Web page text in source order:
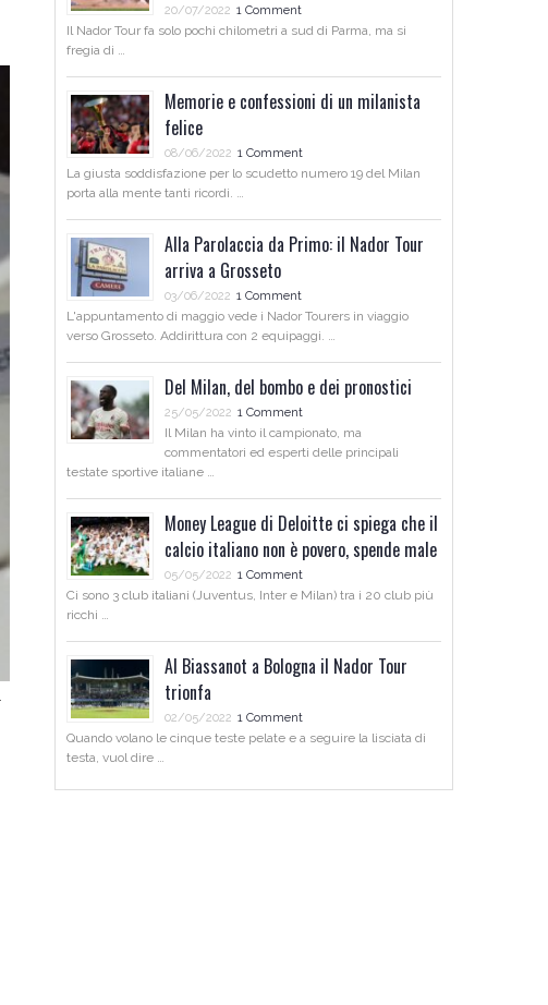
20/07/2022 1 Comment
Il Nador Tour fa solo pochi chilometri a sud di Parma, ma si
fregia di …
Memorie e confessioni di un milanista
felice
08/06/2022 1 Comment
La giusta soddisfazione per lo scudetto numero 19 del Milan
porta alla mente tanti ricordi. …
Alla Parolaccia da Primo: il Nador Tour
arriva a Grosseto
03/06/2022 1 Comment
L'appuntamento di maggio vede i Nador Tourers in viaggio
verso Grosseto. Addirittura con 2 equipaggi. …
Del Milan, del bombo e dei pronostici
25/05/2022 1 Comment
Il Milan ha vinto il campionato, ma
commentatori ed esperti delle principali
testate sportive italiane …
Money League di Deloitte ci spiega che il
calcio italiano non è povero, spende male
05/05/2022 1 Comment
Ci sono 3 club italiani (Juventus, Inter e Milan) tra i 20 club più
ricchi …
Al Biassanot a Bologna il Nador Tour
trionfa
02/05/2022 1 Comment
Quando volano le cinque teste pelate e a seguire la lisciata di
testa, vuol dire …